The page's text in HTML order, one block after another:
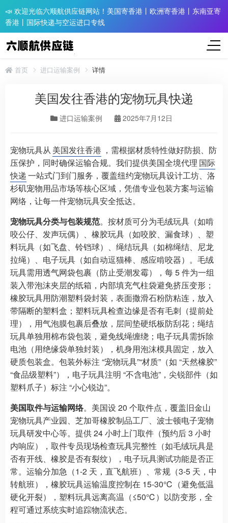
📣 欢迎光临六顺航供应链网站！美国寄香港丨欧洲寄香港丨东南亚寄
香港丨国际快递与空运进口专线
首页 进口运输案例 详情
美国发往香港的宠物玩具快递
进口运输案例 2025年7月12日
宠物玩具从 美国发往香港 ，需根据材质特性做好防损、防
压保护，同时确保运输合规。我们提供美国全境代理 国际
快递一站式门到门服务，覆盖纽约宠物玩具设计工坊、洛
杉矶宠物用品市场等核心区域，凭借专业包装方案与运输
网络，让每一件宠物玩具安全抵达。​
宠物玩具分类与包装规范。按材质可分为毛绒玩具（如啃
咬公仔、发声玩偶）、橡胶玩具（如咬胶、漏食球）、塑
料玩具（如飞盘、铃铛球）、绳结玩具（如棉绳结、尼龙
拉绳）、电子玩具（如自动逗猫棒、感应啃咬器）。毛绒
玩具需用透气网袋包裹（防止受潮发霉），每 5 件为一组
装入带泡沫夹层的纸箱，内部填充气柱袋避免挤压变形；
橡胶玩具用防潮塑料袋封装，表面撒滑石粉防粘连，放入
带隔断的塑料盒；塑料玩具检查边缘是否有毛刺（提前处
理），用气泡膜包裹后叠放，层间垫硬纸板防刮花；绳结
玩具单独用棉布袋包装，避免线绳缠绕；电子玩具需拆除
电池（用绝缘袋单独封装），机身用泡沫模具固定，放入
硬质包装盒。包装外标注 “宠物玩具”“材质”（如 “天然橡胶”
“食品级塑料”），电子玩具注明 “不含电池”，尖锐部件（如
塑料爪子）标注 “小心锐边”。​
美国取件与运输网络。美国设 20 个取件点，覆盖旧金山
宠物玩具产业园、芝加哥橡胶制品工厂、波士顿电子宠物
玩具研发中心等。提供 24 小时上门取件（预约后 3 小时
内响应），取件专员现场检查玩具完整性（如毛绒玩具是
否有开线、橡胶是否有裂纹），电子玩具测试功能是否正
常。运输分加急（1-2 天，直飞航班）、常规（3-5 天，中
转航班），橡胶玩具运输温度控制在 15-30℃（避免低温
硬化开裂），塑料玩具远离高温（≤50℃）以防变形，全
程可通过系统实时追踪物流状态。​